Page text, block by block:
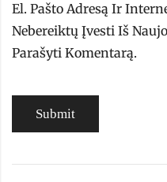
El. Pašto Adresą Ir
Nebereiktų Įvesti Iš
Parašyti Komentarą.